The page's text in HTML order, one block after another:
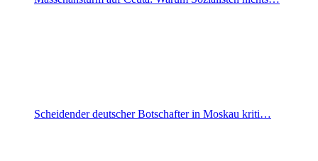
Scheidender deutscher Botschafter in Moskau kriti…